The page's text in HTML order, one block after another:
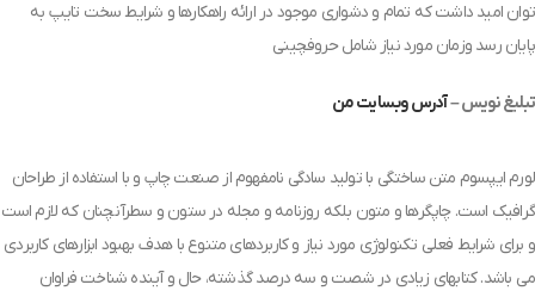
توان امید داشت که تمام و دشواری موجود در ارائه راهکارها و شرایط سخت تایپ به
پایان رسد وزمان مورد نیاز شامل حروفچینی
تبلیغ نویس –آدرس وبسایت من
لورم ایپسوم متن ساختگی با تولید سادگی نامفهوم از صنعت چاپ و با استفاده از طراحان
گرافیک است. چاپگرها و متون بلکه روزنامه و مجله در ستون و سطرآنچنان که لازم است
و برای شرایط فعلی تکنولوژی مورد نیاز و کاربردهای متنوع با هدف بهبود ابزارهای کاربردی
می باشد. کتابهای زیادی در شصت و سه درصد گذشته، حال و آینده شناخت فراوان